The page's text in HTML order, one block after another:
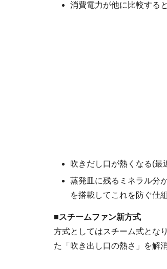
消費電力が他に比較する
吹きだし口が熱くなる(最
蒸発皿に残るミネラル分
を搭載してこれを防ぐ仕
■スチームファン新方式
方式としてはスチーム式とな
た「吹き出し口の熱さ」を解